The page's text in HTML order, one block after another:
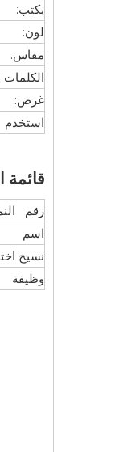
يكتب:
لون:
مقاس:
الكلمات
غرض:
قائمة
رقم
اسم
نسيج
وظيفة